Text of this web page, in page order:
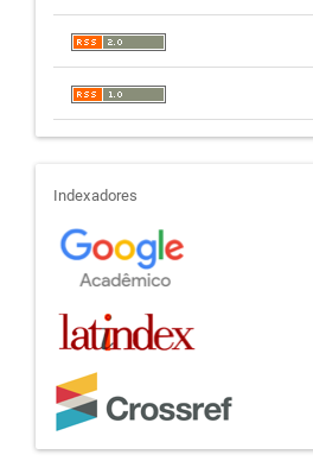
indexadores
Indexadores